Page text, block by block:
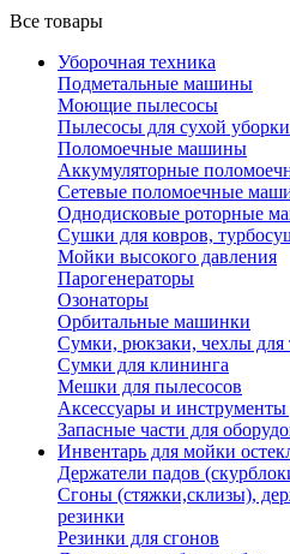
Все товары
Уборочная техника
Подметальные машины
Моющие пылесосы
Пылесосы для сухой
Поломоечные машины
Аккумуляторные
Сетевые поломоечные
Однодисковые роторные
Сушки для ковров,
Мойки высокого давления
Парогенераторы
Озонаторы
Орбитальные машинки
Сумки, рюкзаки, чехлы для
Сумки для клининга
Мешки для пылесосов
Аксессуары и инструменты
Запасные части для
Инвентарь для мойки
Держатели падов
Сгоны (стяжки,склизы),
резинки
Резинки для сгонов